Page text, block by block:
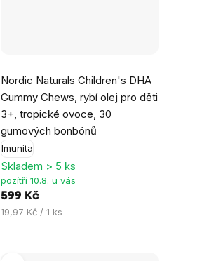
Nordic Naturals Children's DHA
Gummy Chews, rybí olej pro děti
3+, tropické ovoce, 30
gumových bonbónů
Imunita
Skladem > 5 ks
pozítří 10.8. u vás
599 Kč
Měrná
19,97 Kč / 1 ks